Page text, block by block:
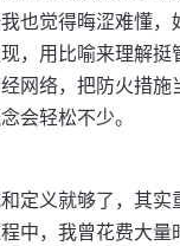
也觉得晦涩难懂，
，用比喻来理解挺
网络，把防火措施
会轻松不少。
定义就够了，其实
中，我曾花费大量